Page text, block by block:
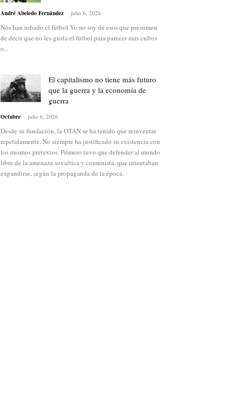
André Abeledo Fernández - julio 6, 2026
Nos han robado el fútbol Yo no soy de esos que presumen
de decir que no les gusta el fútbol para parecer más cultos
o...
El capitalismo no tiene más futuro
que la guerra y la economía de
guerra
Octubre - julio 6, 2026
Desde su fundación, la OTAN se ha tenido que reinventar
repetidamente. No siempre ha justificado su existencia con
los mismos pretextos. Primero tuvo que defender al mundo
libre de la amenaza soviética y comunista, que intentaban
expandirse, según la propaganda de la época.